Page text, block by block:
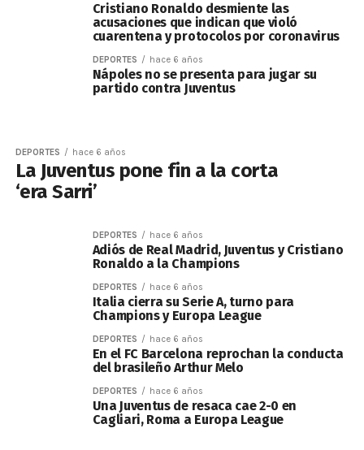
Cristiano Ronaldo desmiente las
acusaciones que indican que violó
cuarentena y protocolos por coronavirus
DEPORTES hace 6 años
Nápoles no se presenta para jugar su
partido contra Juventus
DEPORTES hace 6 años
La Juventus pone fin a la corta
‘era Sarri’
DEPORTES hace 6 años
Adiós de Real Madrid, Juventus y Cristiano
Ronaldo a la Champions
DEPORTES hace 6 años
Italia cierra su Serie A, turno para
Champions y Europa League
DEPORTES hace 6 años
En el FC Barcelona reprochan la conducta
del brasileño Arthur Melo
DEPORTES hace 6 años
Una Juventus de resaca cae 2-0 en
Cagliari, Roma a Europa League